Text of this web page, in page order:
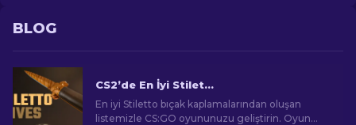
BLOG
CS2’de En İyi Stiletto Knife Skin’leri [2026]
En iyi Stiletto bıçak kaplamalarından oluşan
listemizle CS:GO oyununuzu geliştirin. Oyun